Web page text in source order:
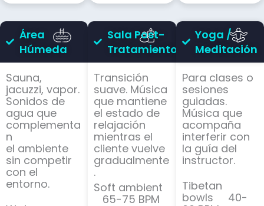
Área
Húmeda
Sauna,
jacuzzi, vapor.
Sonidos de
agua que
complementa
n
el ambiente
sin competir
con el
entorno.
Sala Post-
Tratamiento
Transición
suave. Música
que mantiene
el estado de
relajación
mientras el
cliente vuelve
gradualmente
.
Soft ambient
65-75 BPM
Yoga /
Meditación
Para clases o
sesiones
guiadas.
Música que
acompaña
interferir con
la guía del
instructor.
Tibetan
bowls 40-